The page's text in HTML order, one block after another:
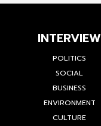
INTERVIEW
POLITICS
SOCIAL
BUSINESS
ENVIRONMENT
CULTURE